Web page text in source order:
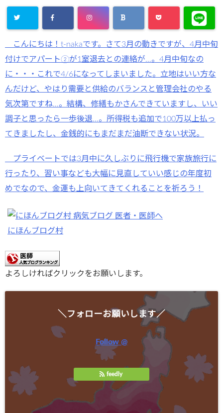
こんにちは！t-nakaです。さて3月の動きですが、4月中旬
付けでアパート②が1室退去との連絡が…。4月中旬なの
に・・・これで4/6になってしまいました。立地はいい方な
んだけど、やはり需要と供給のバランスと管理会社のやる
気次第ですね…。結構、修繕もかさんできていますし、いい
調子と思ったら一歩後退…。所得税も追加で100万以上払っ
てきましたし、金銭的にもまだまだ油断できない状況。
プライベートでは3月中に久しぶりに飛行機で家族旅行に
行ったり、習い事なども大幅に見直していい感じの年度初
めでなので、金運も上向いてきてくれることを祈ろう！
にほんブログ村
よろしければクリックをお願いします。
＼フォローお願いします／
Follow @
feedly